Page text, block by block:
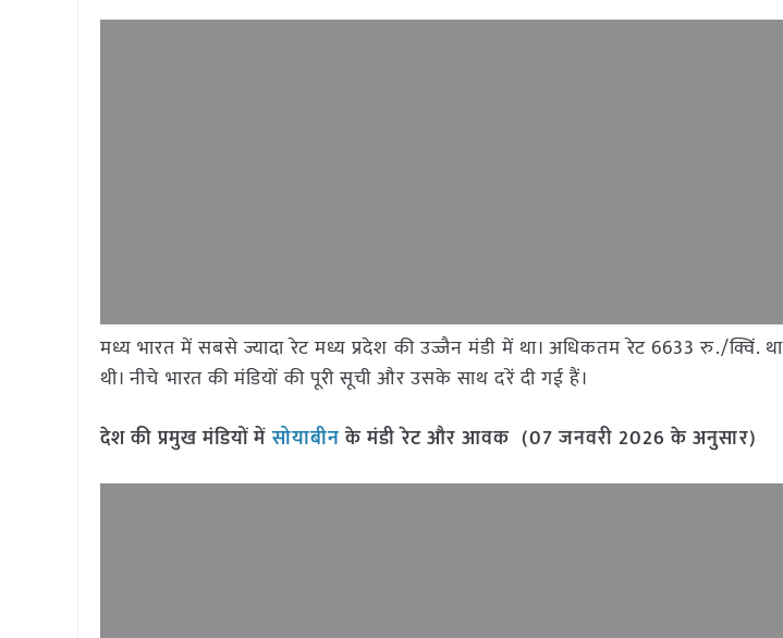
मध्य भारत में सबसे ज्यादा रेट मध्य प्रदेश की उज्जैन मंडी में था। अधिकतम रेट 6633 रु./
थी। नीचे भारत की मंडियों की पूरी सूची और उसके साथ दरें दी गई हैं।
देश की प्रमुख मंडियों मेंसोयाबीनके मंडी रेट और आवक (07 जनवरी 2026 के अनुसार)